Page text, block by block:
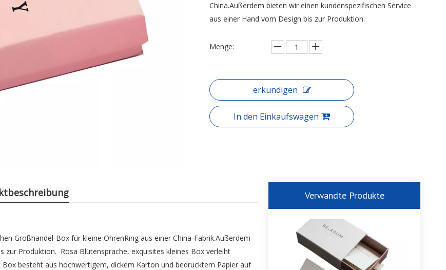
China.Außerdem bieten wir einen kundenspezifischen Service
aus einer Hand vom Design bis zur Produktion.
Menge:
erkundigen
In den Einkaufswagen
Großhandel-Box für kleine OhrenRing aus einer China-Fabrik.Außerdem
zur Produktion. Rosa Blütensprache, exquisites kleines Box verleiht
besteht aus hochwertigem, dickem Karton und bedrucktem Papier auf
Verwandte Produkte